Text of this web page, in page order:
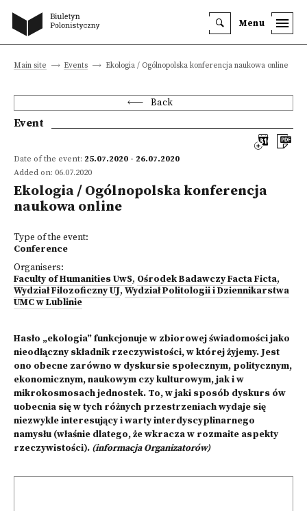
Menu
Main site Events Ekologia / Ogólnopolska konferencja naukowa online
Back
Event
Date of the event: 25.07.2020 - 26.07.2020
Added on: 06.07.2020
Ekologia / Ogólnopolska konferencja
naukowa online
Type of the event:
Conference
Organisers:
Faculty of Humanities UwS, Ośrodek Badawczy Facta Ficta,
Wydział Filozoficzny UJ, Wydział Politologii i Dziennikarstwa
UMC w Lublinie
Hasło „ekologia” funkcjonuje w zbiorowej świadomości jako
nieodłączny składnik rzeczywistości, w której żyjemy. Jest
ono obecne zarówno w dyskursie społecznym, politycznym,
ekonomicznym, naukowym czy kulturowym, jak i w
mikrokosmosach jednostek. To, w jaki sposób dyskurs ów
uobecnia się w tych różnych przestrzeniach wydaje się
niezwykle interesujący i warty interdyscyplinarnego
namysłu (właśnie dlatego, że wkracza w rozmaite aspekty
rzeczywistości). (informacja Organizatorów)